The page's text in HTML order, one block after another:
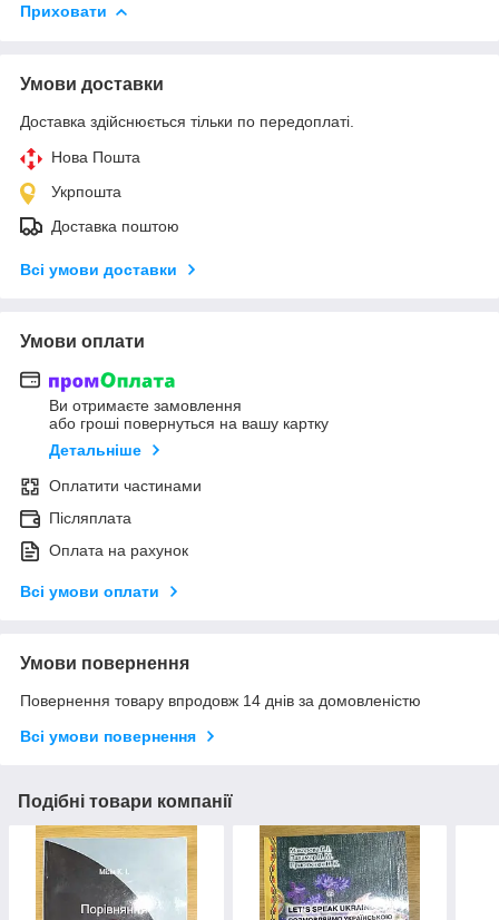
Приховати
Умови доставки
Доставка здійснюється тільки по передоплаті.
Нова Пошта
Укрпошта
Доставка поштою
Всі умови доставки
Умови оплати
Ви отримаєте замовлення
або гроші повернуться на вашу картку
Детальніше
Оплатити частинами
Післяплата
Оплата на рахунок
Всі умови оплати
Умови повернення
Повернення товару впродовж 14 днів за домовленістю
Всі умови повернення
Подібні товари компанії